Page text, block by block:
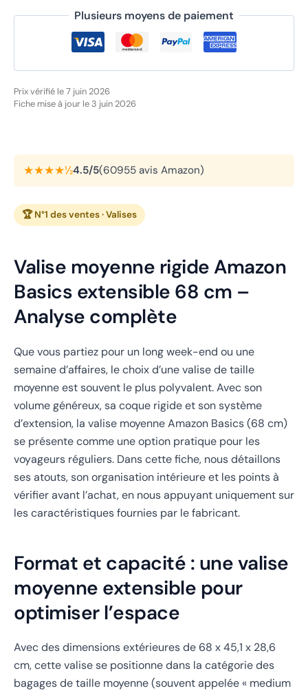
Plusieurs moyens de paiement
Prix vérifié le 7 juin 2026
Fiche mise à jour le 3 juin 2026
★★★★½4.5/5(60955 avis Amazon)
🏆 N°1 des ventes · Valises
Valise moyenne rigide Amazon
Basics extensible 68 cm –
Analyse complète
Que vous partiez pour un long week-end ou une
semaine d’affaires, le choix d’une valise de taille
moyenne est souvent le plus polyvalent. Avec son
volume généreux, sa coque rigide et son système
d’extension, la valise moyenne Amazon Basics (68 cm)
se présente comme une option pratique pour les
voyageurs réguliers. Dans cette fiche, nous détaillons
ses atouts, son organisation intérieure et les points à
vérifier avant l’achat, en nous appuyant uniquement sur
les caractéristiques fournies par le fabricant.
Format et capacité : une valise
moyenne extensible pour
optimiser l’espace
Avec des dimensions extérieures de 68 x 45,1 x 28,6
cm, cette valise se positionne dans la catégorie des
bagages de taille moyenne (souvent appelée « medium